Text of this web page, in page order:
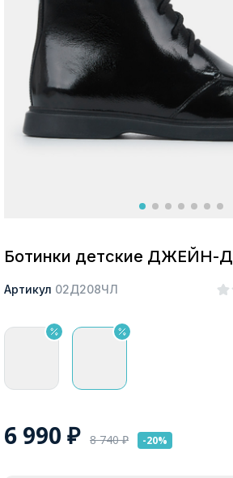
Москва
Ботинки детские ДЖЕЙН-Д
Артикул 02Д208ЧЛ
6 990 ₽ 8 740₽ -20%